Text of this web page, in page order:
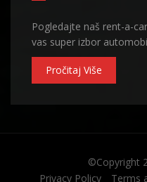
Pogledajte naš rent-a-
vas super izbor
Pročitaj Više
©Copyright
Privacy Policy
Terms